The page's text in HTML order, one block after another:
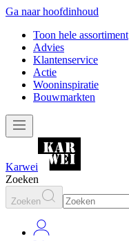
Ga naar hoofdinhoud
Toon hele assortiment
Advies
Klantenservice
Actie
Wooninspiratie
Bouwmarkten
Karwei
Zoeken
Zoeken